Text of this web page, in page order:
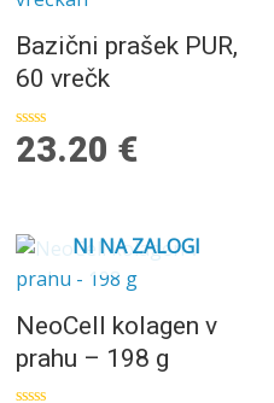
Bazični prašek PUR,
60 vrečk
Ocenjeno
0
23.20 €
NI NA ZALOGI
NeoCell kolagen v
prahu – 198 g